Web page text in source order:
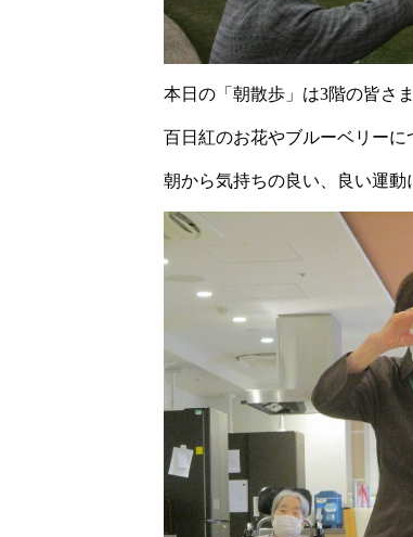
本日の「朝散歩」は3階の皆さ
百日紅のお花やブルーベリー
朝から気持ちの良い、良い運動